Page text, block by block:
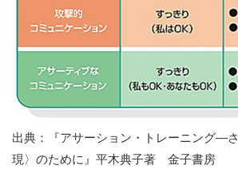
出典：『アサーション・トレーニング―
現〉のために』平木典子著 金子書房